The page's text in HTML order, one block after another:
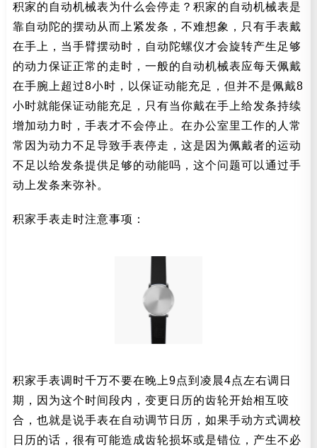
积家的自动机械表为什么会停走？积家的自动机械表是
靠自动陀的摆动从而上紧发条，不难想象，只有手表戴
在手上，当手臂摆动时，自动陀螺仪才会旋转产生足够
的动力保证正常的走时，一般的自动机械表应每天佩戴
在手腕上超过8小时，以保证动能充足，但并不是佩戴8
小时就能保证动能充足，只有当你戴在手上给发条持续
增加动力时，手表才不会停止。在办公室里工作的人常
常因为动力不足导致手表停走，这是因为佩戴者的运动
不足以给发条提供足够的动能吗，这个问题可以通过手
动上发条来弥补。
积家手表走时注意事项：
积家手表调时千万不要在晚上9点到凌晨4点左右调日
期，因为这个时间段内，变更日历的齿轮开始相互咬
合，也就是说手表在自动调节日历，如果手动方式调校
日历的话，很有可能造成齿轮损坏或是错位，产生不必